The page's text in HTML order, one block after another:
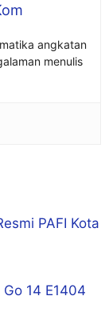
angkatan
menulis
PAFI Kota
14 E1404